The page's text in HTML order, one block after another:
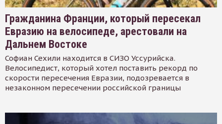
Гражданина Франции, который пересекал
Евразию на велосипеде, арестовали на
Дальнем Востоке
Софиан Сехили находится в СИЗО Уссурийска.
Велосипедист, который хотел поставить рекорд по
скорости пересечения Евразии, подозревается в
незаконном пересечении российской границы